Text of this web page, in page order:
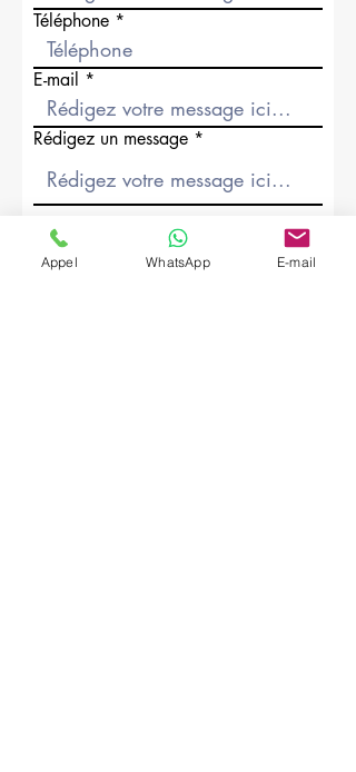
Téléphone
E-mail
Rédigez un message
Société
Appel WhatsApp E-mail